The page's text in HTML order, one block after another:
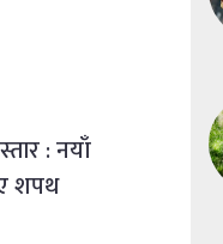
: नयाँ
शपथ